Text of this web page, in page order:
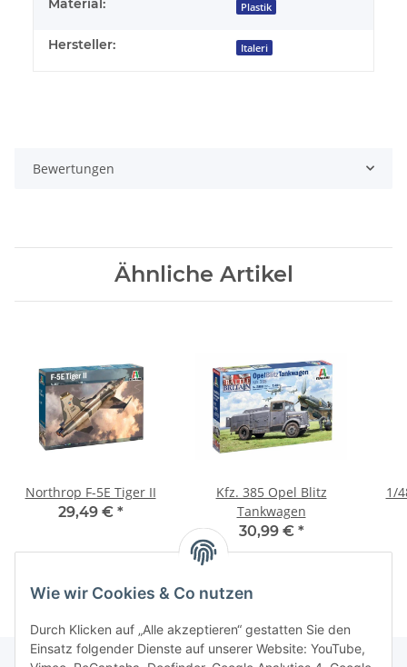
Material: Plastik
Hersteller: Italeri
Bewertungen
Ähnliche Artikel
Northrop F-5E Tiger II
29,49 € *
Kfz. 385 Opel Blitz
Tankwagen
30,99 € *
1/
Wie wir Cookies & Co nutzen
Durch Klicken auf „Alle akzeptieren“ gestatten Sie den
Einsatz folgender Dienste auf unserer Website: YouTube,